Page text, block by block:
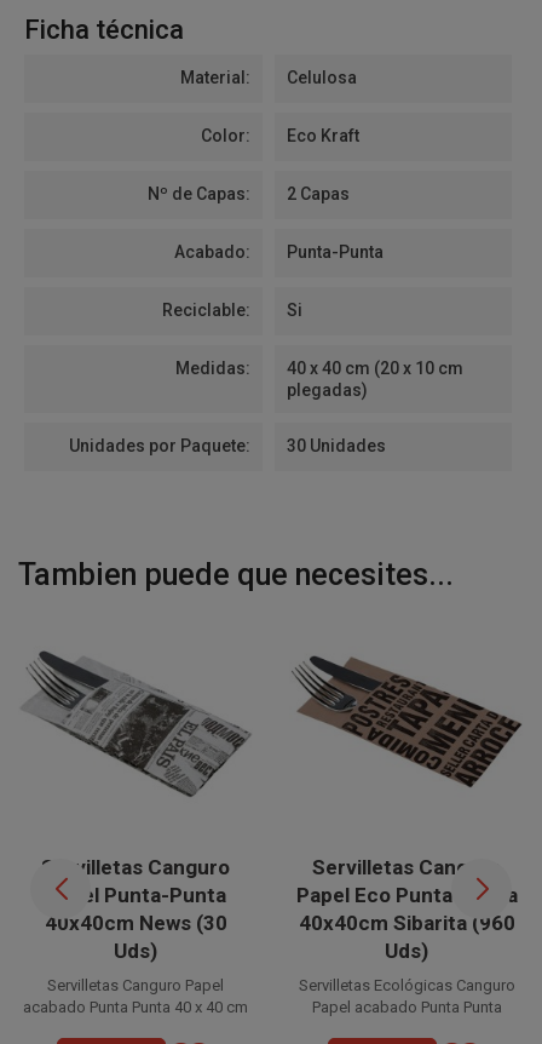
Ficha técnica
Material: Celulosa
Color: Eco Kraft
Nº de Capas: 2 Capas
Acabado: Punta-Punta
Reciclable: Si
Medidas:
40 x 40 cm (20 x 10 cm
plegadas)
Unidades por Paquete: 30 Unidades
Tambien puede que necesites...
Servilletas Canguro
Papel Punta-Punta
40x40cm News (30
Uds)
Servilletas Canguro Papel
acabado Punta Punta 40 x 40 cm
Servilletas Canguro
Papel Eco Punta-Punta
40x40cm Sibarita (960
Uds)
Servilletas Ecológicas Canguro
Papel acabado Punta Punta